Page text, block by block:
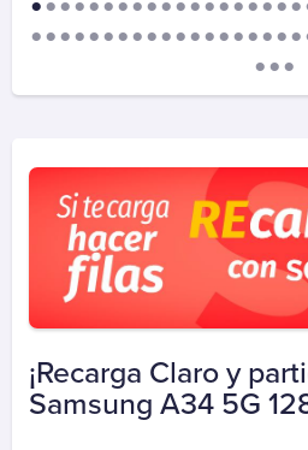
Aguas Santiago
Essbio
Nueva Atacama
Nuevo Sur
Sepra
Smapa
Suralis (Essal)
Alarma
ADT
¡Recarga Claro y
Samsung A34 5G